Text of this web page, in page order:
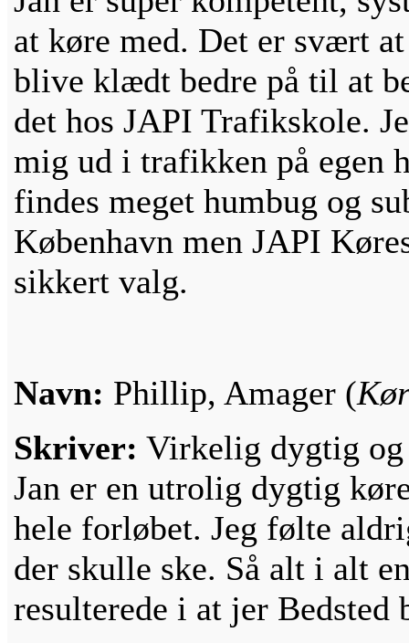
at køre med. Det er svært
blive klædt bedre på til at
det hos JAPI Trafikskole.
mig ud i trafikken på egen
findes meget humbug og
København men JAPI
sikkert valg.
Navn: Phillip, Amager (
Skriver: Virkelig dygtig og
Jan er en utrolig dygtig
hele forløbet. Jeg følte
der skulle ske. Så alt i alt
resulterede i at jer Bedsted